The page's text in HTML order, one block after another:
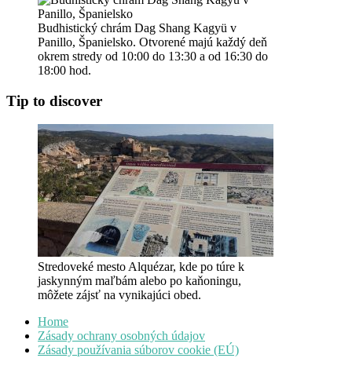
Budhistický chrám Dag Shang Kagyü v
Panillo, Španielsko. Otvorené majú každý deň
okrem stredy od 10:00 do 13:30 a od 16:30 do
18:00 hod.
Tip to discover
Stredoveké mesto Alquézar, kde po túre k
jaskynným maľbám alebo po kaňoningu,
môžete zájsť na vynikajúci obed.
Home
Zásady ochrany osobných údajov
Zásady používania súborov cookie (EÚ)